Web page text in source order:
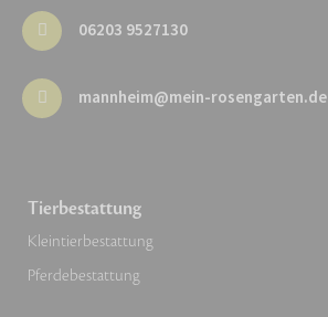
06203 9527130
mannheim@mein-rosengarten.de
Tierbestattung
Kleintierbestattung
Pferdebestattung